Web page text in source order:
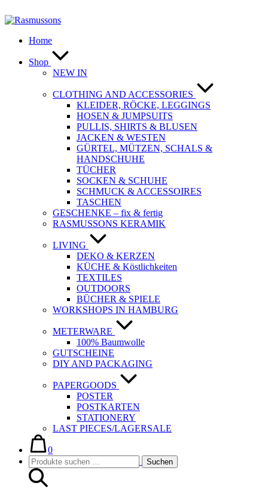
Inhalt
Home
Shop
NEW IN
CLOTHING AND ACCESSORIES
KLEIDER, RÖCKE, LEGGINGS
HOSEN & JUMPSUITS
PULLIS, SHIRTS & BLUSEN
JACKEN & WESTEN
GÜRTEL, MÜTZEN, SCHALS &
HANDSCHUHE
TÜCHER
SOCKEN & SCHUHE
SCHMUCK & ACCESSOIRES
TASCHEN
GESCHENKE – fix & fertig
RASMUSSONS KERAMIK
LIVING
DEKO & KERZEN
KÜCHE & Köstlichkeiten
TEXTILES
OUTDOORS
BÜCHER & SPIELE
WORKSHOPS IN HAMBURG
METERWARE
100% Baumwolle
GUTSCHEINE
DIY AND PACKAGING
PAPERGOODS
POSTER
POSTKARTEN
STATIONERY
LAST PIECES/LAGERSALE
Warenkorb
0im
Warenkorb
Suche-
Schalter
Suchen
nach:
Suchen